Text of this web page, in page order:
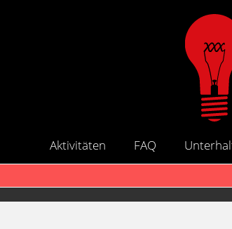
Aktivitäten FAQ